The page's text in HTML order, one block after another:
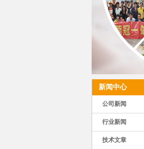
新闻中心
公司新闻
行业新闻
技术文章